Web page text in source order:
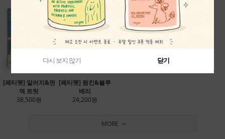
[페티펫] 알러지&면
역 트릿
38,500원
[페티펫] 펌킨&블루
베리
24,200원
MORE
다시 보지 않기 닫기
다시 보지 않기 닫기
다시 보지 않기 닫기